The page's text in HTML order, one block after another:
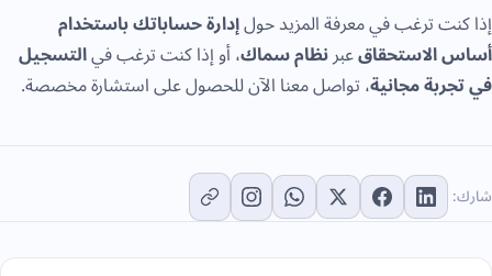
إذا كنت ترغب في معرفة المزيد حولإدارة حساباتك باستخدام
أساس الاستحقاقعبرنظام سماك، أو إذا كنت ترغب فيالتسجيل
في تجربة مجانية، تواصل معنا الآن للحصول على استشارة مخصصة.
شارك: